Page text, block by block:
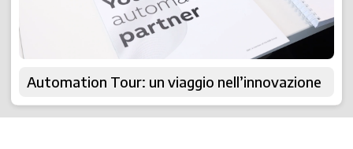
Automation Tour: un viaggio nell’innovazione